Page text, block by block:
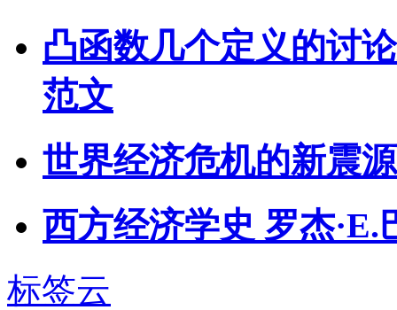
凸函数几个定义的讨
范文
世界经济危机的新震
西方经济学史 罗杰·E.
标签云